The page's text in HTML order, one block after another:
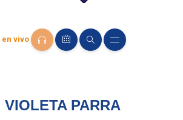
en vivo
VIOLETA PARRA